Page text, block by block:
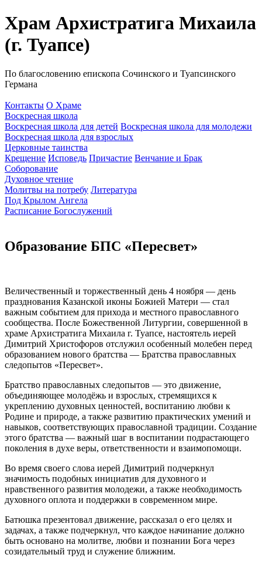
Храм Архистратига Михаила
(г. Туапсе)
По благословению епископа Сочинского и Туапсинского
Германа
Контакты О Храме
Воскресная школа
Воскресная школа для детей Воскресная школа для молодежи
Воскресная школа для взрослых
Церковные таинства
Крещение Исповедь Причастие Венчание и Брак
Соборование
Духовное чтение
Молитвы на потребу Литература
Под Крылом Ангела
Расписание Богослужений
Образование БПС «Пересвет»
Величественный и торжественный день 4 ноября — день
празднования Казанской иконы Божией Матери — стал
важным событием для прихода и местного православного
сообщества. После Божественной Литургии, совершенной в
храме Архистратига Михаила г. Туапсе, настоятель иерей
Димитрий Христофоров отслужил особенный молебен перед
образованием нового братства — Братства православных
следопытов «Пересвет».
Братство православных следопытов — это движение,
объединяющее молодёжь и взрослых, стремящихся к
укреплению духовных ценностей, воспитанию любви к
Родине и природе, а также развитию практических умений и
навыков, соответствующих православной традиции. Создание
этого братства — важный шаг в воспитании подрастающего
поколения в духе веры, ответственности и взаимопомощи.
Во время своего слова иерей Димитрий подчеркнул
значимость подобных инициатив для духовного и
нравственного развития молодежи, а также необходимость
духовного оплота и поддержки в современном мире.
Батюшка презентовал движение, рассказал о его целях и
задачах, а также подчеркнул, что каждое начинание должно
быть основано на молитве, любви и познании Бога через
созидательный труд и служение ближним.